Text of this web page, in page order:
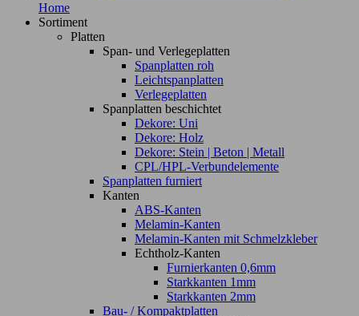
Home
Sortiment
Platten
Span- und Verlegeplatten
Spanplatten roh
Leichtspanplatten
Verlegeplatten
Spanplatten beschichtet
Dekore: Uni
Dekore: Holz
Dekore: Stein | Beton | Metall
CPL/HPL-Verbundelemente
Spanplatten furniert
Kanten
ABS-Kanten
Melamin-Kanten
Melamin-Kanten mit Schmelzkleber
Echtholz-Kanten
Furnierkanten 0,6mm
Starkkanten 1mm
Starkkanten 2mm
Bau- / Kompaktplatten